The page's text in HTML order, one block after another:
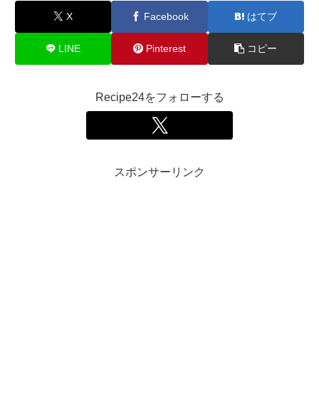
X Facebook はてブ
LINE Pinterest コピー
Recipe24をフォローする
スポンサーリンク